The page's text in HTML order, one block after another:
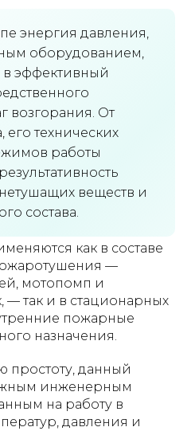
энергия давления,
оборудованием,
эффективный
возгорания. От
его технических
работы
веществ и
состава.
как в составе
—
мотопомп и
— так и в стационарных
пожарные
назначения.
простоту, данный
инженерным
на работу в
давления и